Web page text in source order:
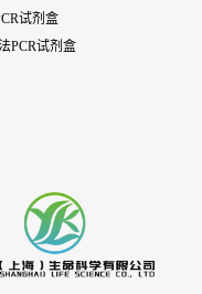
试剂盒
PCR试剂盒